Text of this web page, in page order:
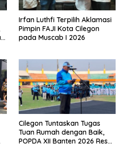
Irfan Luthfi Terpilih Aklamasi
Pimpin FAJI Kota Cilegon
pada Muscab I 2026
Cilegon Tuntaskan Tugas
Tuan Rumah dengan Baik,
POPDA XII Banten 2026 Resmi